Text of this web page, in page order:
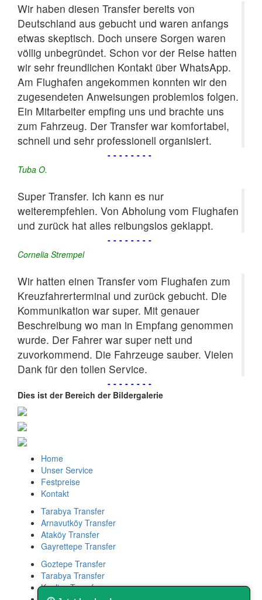
Wir haben diesen Transfer bereits von
Deutschland aus gebucht und waren anfangs
etwas skeptisch. Doch unsere Sorgen waren
völlig unbegründet. Schon vor der Reise hatten
wir sehr freundlichen Kontakt über WhatsApp.
Am Flughafen angekommen konnten wir den
zugesendeten Anweisungen problemlos folgen.
Ein Mitarbeiter empfing uns und brachte uns
zum Fahrzeug. Der Transfer war komfortabel,
schnell und sehr professionell organisiert.
--------
Tuba O.
Super Transfer. Ich kann es nur
weiterempfehlen. Von Abholung vom Flughafen
und zurück hat alles reibungslos geklappt.
--------
Cornelia Strempel
Wir hatten einen Transfer vom Flughafen zum
Kreuzfahrerterminal und zurück gebucht. Die
Kommunikation war super. Mit genauer
Beschreibung wo man in Empfang genommen
wurde. Der Fahrer war super nett und
zuvorkommend. Die Fahrzeuge sauber. Vielen
Dank für den tollen Service.
--------
Dies ist der Bereich der Bildergalerie
Home
Unser Service
Festpreise
Kontakt
Tarabya Transfer
Arnavutköy Transfer
Ataköy Transfer
Gayrettepe Transfer
Goztepe Transfer
Tarabya Transfer
Kanlica Transfer